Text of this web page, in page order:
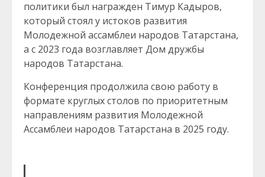
политики был награжден Тимур Кадыров,
который стоял у истоков развития
Молодежной ассамблеи народов Татарстана,
а с 2023 года возглавляет Дом дружбы
народов Татарстана.
Конференция продолжила свою работу в
формате круглых столов по приоритетным
направлениям развития Молодежной
Ассамблеи народов Татарстана в 2025 году.